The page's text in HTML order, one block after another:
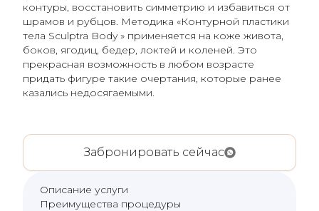
контуры, восстановить симметрию и избавиться от
шрамов и рубцов. Методика «Контурной пластики
тела Sculptra Body » применяется на коже живота,
боков, ягодиц, бедер, локтей и коленей. Это
прекрасная возможность в любом возрасте
придать фигуре такие очертания, которые ранее
казались недосягаемыми.
Забронировать сейчас
Описание услуги
Преимущества процедуры